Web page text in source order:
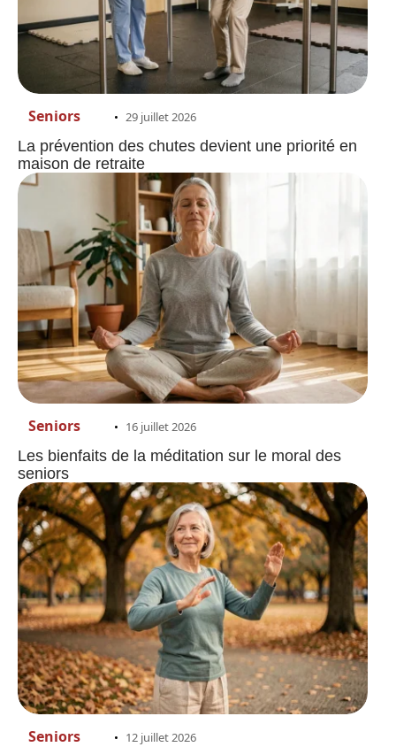
Seniors 29 juillet 2026
La prévention des chutes devient une priorité en
maison de retraite
Seniors 16 juillet 2026
Les bienfaits de la méditation sur le moral des
seniors
Seniors 12 juillet 2026